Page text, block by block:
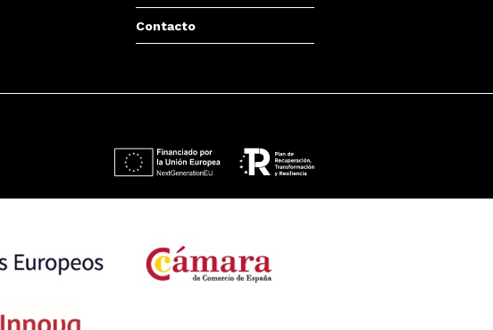
Contacto